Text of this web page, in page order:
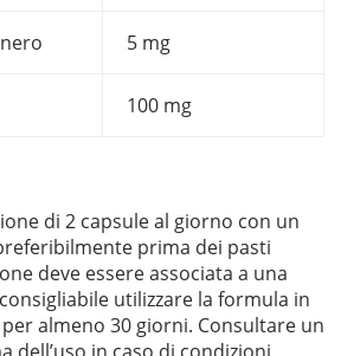
5 mg
100 mg
di 2 capsule al giorno con un
prima dei pasti
deve essere associata a una
utilizzare la formula in
almeno 30 giorni. Consultare un
dell’uso in caso di condizioni